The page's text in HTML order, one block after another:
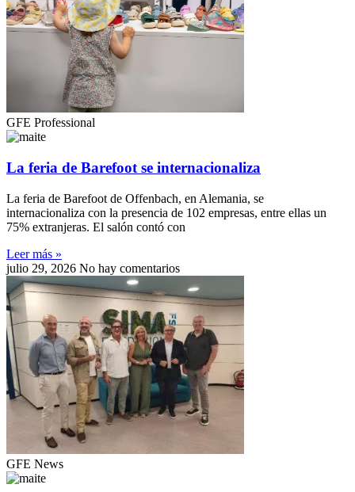
GFE Professional
La feria de Barefoot se internacionaliza
La feria de Barefoot de Offenbach, en Alemania, se
internacionaliza con la presencia de 102 empresas, entre ellas un
75% extranjeras. El salón contó con
Leer más »
julio 29, 2026 No hay comentarios
GFE News